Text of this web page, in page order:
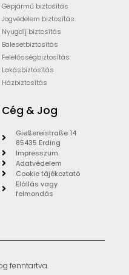
Gépjármű biztosítás
Jogvédelem biztosítás
Nyugdíj biztosítás
Balesetbiztosítás
Felelősségbiztosítás
Lakásbiztosítás
Házbiztosítás
Cég & Jog
Gießereistraße 14
85435 Erding
Impresszum
Adatvédelem
Cookie tájékoztató
Elállás vagy
felmondás
fenntartva.